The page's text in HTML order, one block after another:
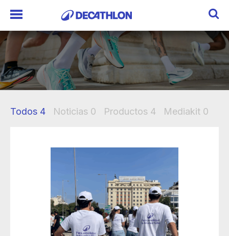
Todos 4 Noticias 0 Productos 4 Mediakit 0